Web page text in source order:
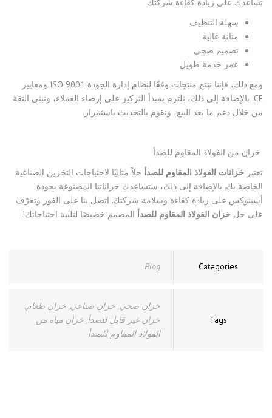
تساعدك على زيادة كفاءة شركتك.
سهلة التنظيف
متانة عالية
تصميم صحي
عمر خدمة طويل
ومع ذلك، فإننا ننتج منتجات وفقًا لنظام إدارة الجودة ISO 9001 ومعايير
CE. بالإضافة إلى ذلك، نلتزم بمبدأ التركيز على إرضاء العملاء، ونبني الثقة
من خلال دعم ما بعد البيع، ونقوم بالتحديث باستمرار.
خزان من الفولاذ المقاوم للصدأ
تعتبر خزانات الفولاذ المقاوم للصدأ حلاً مثاليًا لاحتياجات التخزين الصناعية
الخاصة بك. بالإضافة إلى ذلك، ستساعدك خزاناتنا المصنوعة بجودة
أسينوكس على زيادة كفاءة وسلامة شركتك. اتصل بنا على الفور وتعرّف
على حل خزان الفولاذ المقاوم للصدأ المصمم خصيصًا لتلبية احتياجاتك!
Categories
Blog
Tags
خزان صحي, خزان صناعي, خزان طعام,
خزان غير قابل للصدأ, خزان مياه من
الفولاذ المقاوم للصدأ